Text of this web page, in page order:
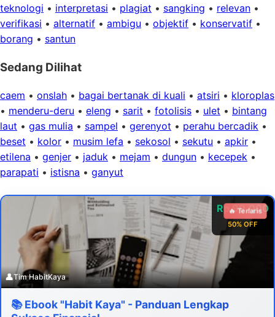
teknologi • interpretasi • plagiat • sangking • relevan •
verifikasi • alternatif • ambigu • objektif • konservatif •
borang • santun
Sedang Dilihat
caem • onslah • bagai bertanak di kuali • atsiri • kloroplas
• menderu-deru • eleng • sarit • fotolisis • ulet • bintang
laut • gas mulia • sampel • gerenyot • perahu bercadik •
beset • kolor • musim lefa • sekosol • sekutu • apkir •
etilena • genjer • jaduk • mejam • dungun • kecepek •
parapati • istisna • ganyut
Rp 99.000
50% OFF
🔥 Terlaris
👤Tim HabitKaya
📚 Ebook "Habit Kaya" - Panduan Lengkap